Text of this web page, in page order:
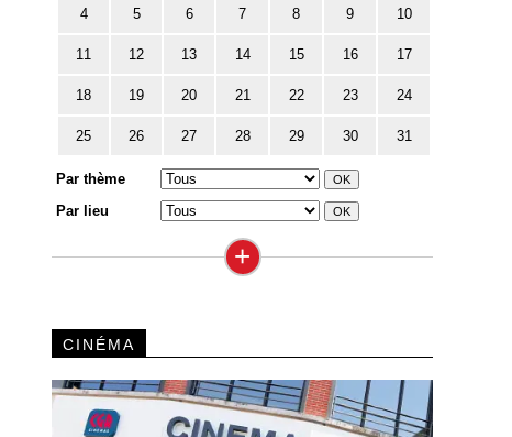
4 5 6 7 8 9 10
11 12 13 14 15 16 17
18 19 20 21 22 23 24
25 26 27 28 29 30 31
Par thème
Par lieu
+
CINÉMA